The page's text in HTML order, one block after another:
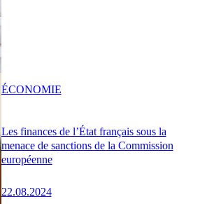
Les finances de l’État français sous la
menace de sanctions de la Commission
européenne
22.08.2024
ÉCONOMIE